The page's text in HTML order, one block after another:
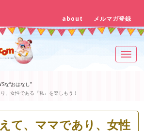
about メルマガ登録
な“おはなし”
、女性である『私』を楽しもう！
て、ママであり、女性